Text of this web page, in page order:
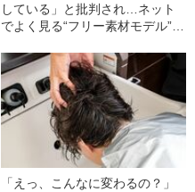
している」と批判され…ネット
でよく見る“フリー素材モデル”が
「えっ、こんなに変わるの？」